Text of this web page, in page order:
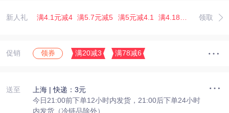
新人礼 领取
满4.1元减4 满5.7元减5 满5元减4.1 满4.18元减4 满6.67
促销 领券 满20减3 满78减6
送至 上海 | 快递：3元
今日21:00前下单12小时内发货，21:00后下单24小时
内发货（冷链品除外）